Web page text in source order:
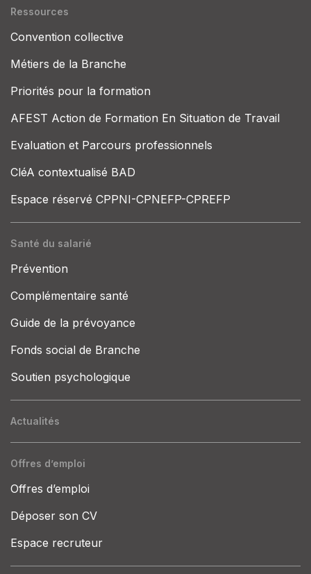
Ressources
Convention collective
Métiers de la Branche
Priorités pour la formation
AFEST Action de Formation En Situation de Travail
Evaluation et Parcours professionnels
CléA contextualisé BAD
Espace réservé CPPNI-CPNEFP-CPREFP
Santé du salarié
Prévention
Complémentaire santé
Guide de la prévoyance
Fonds social de Branche
Soutien psychologique
Actualités
Offres d’emploi
Offres d’emploi
Déposer son CV
Espace recruteur